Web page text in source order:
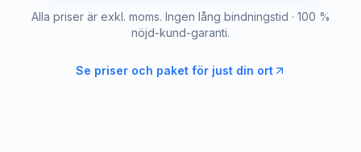
Alla priser är exkl. moms. Ingen lång bindningstid · 100 %
nöjd-kund-garanti.
Se priser och paket för just din ort